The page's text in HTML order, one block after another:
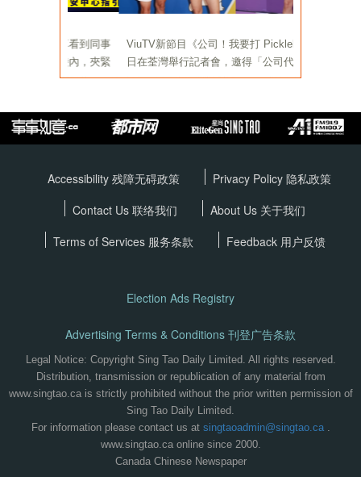
Accessibility 残障无碍政策 Privacy Policy 隐私政策
Contact Us 联络我们
About Us 关于我们
Terms of Services 服务条款 Feedback 用户反馈
Election Ads Registry
Advertising Terms & Conditions 刊登广告条款
Legal Notice: Copyright Sing Tao Daily Limited. All rights reserved.
Distribution, transmission or republication of any material from
www.singtao.ca is strictly prohibited without the prior written permission of
Sing Tao Daily Limited.
For information please contact us at singtaoadmin@singtao.ca.
www.singtao.ca online since 2000.
Canada Chinese Newspaper